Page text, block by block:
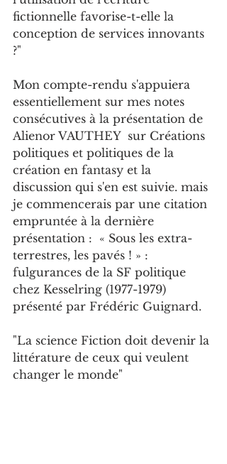
fictionnelle favorise-t-elle la
conception de services innovants
?"
Mon compte-rendu s'appuiera
essentiellement sur mes notes
consécutives à la présentation de
Alienor VAUTHEY  sur Créations
politiques et politiques de la
création en fantasy et la
discussion qui s'en est suivie. mais
je commencerais par une citation
empruntée à la dernière
présentation :  « Sous les extra-
terrestres, les pavés ! » :
fulgurances de la SF politique
chez Kesselring (1977-1979)
présenté par Frédéric Guignard.
"La science Fiction doit devenir la
littérature de ceux qui veulent
changer le monde"